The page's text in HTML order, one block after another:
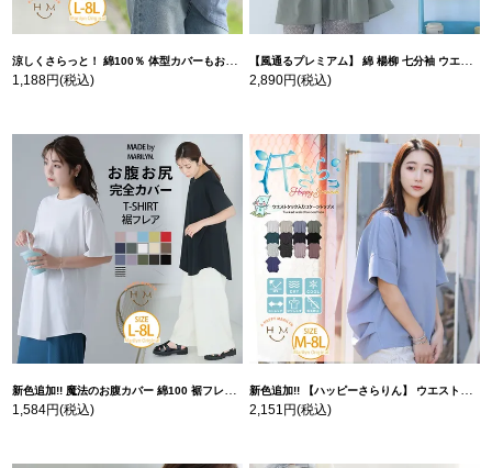
涼しくさらっと！ 綿100％ 体型カバーもお洒落も叶える 風合いコットン ゆるシルエット ドルマン | 大きいサイズの通販ならハッピーマリリン
1,188円(税込)
【風通るプレミアム】 綿 楊柳 七分袖 ウエストギャザー ブラウス | 大きいサイズの通販ならハッピーマリリン
2,890円(税込)
新色追加!! 魔法のお腹カバー 綿100 裾フレア Tシャツ | 大きいサイズの通販ならハッピーマリリン
1,584円(税込)
新色追加!! 【ハッピーさらりん】 ウエストタック入り スッキリ魅せ コクーントップス | 大きいサイズの通販ならハッピーマリリン
2,151円(税込)